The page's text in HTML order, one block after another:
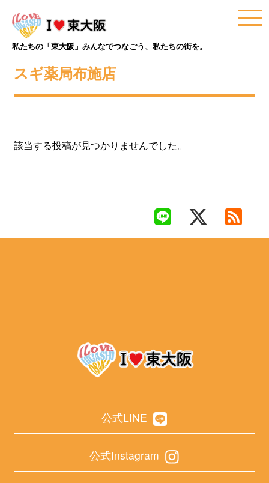
私たちの「東大阪」みんなでつなごう、私たちの街を。
スギ薬局布施店
該当する投稿が見つかりませんでした。
公式LINE
公式Instagram